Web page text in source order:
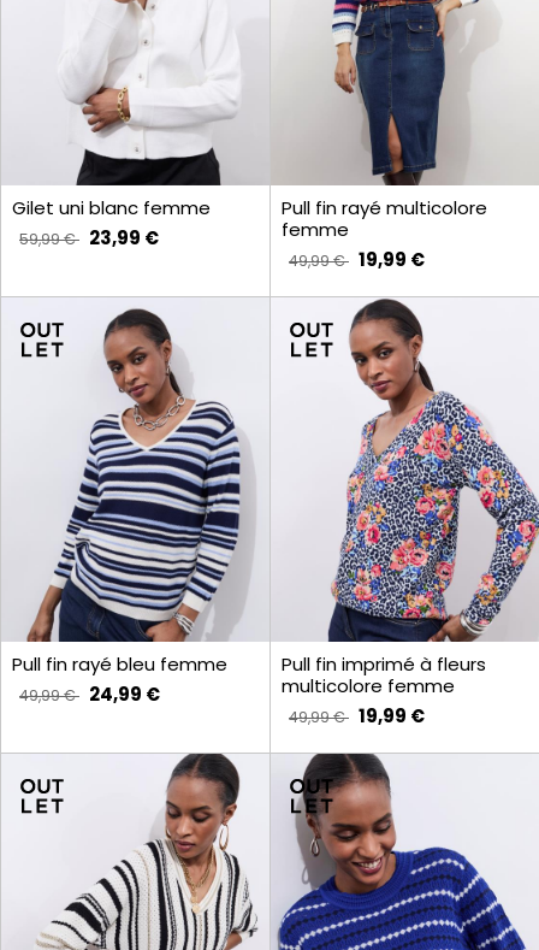
Gilet uni blanc femme
59,99 € 23,99 €
Pull fin rayé multicolore
femme
49,99 € 19,99 €
Pull fin rayé bleu femme
49,99 € 24,99 €
Pull fin imprimé à fleurs
multicolore femme
49,99 € 19,99 €